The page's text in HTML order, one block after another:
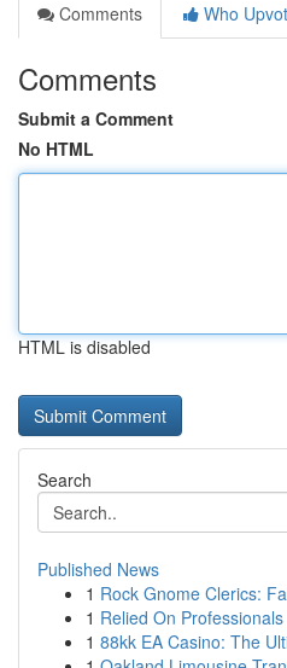
Comments
Who
Comments
Submit a Comment
No HTML
HTML is disabled
Search
Published News
1 Rock Gnome Clerics:
1 Relied On
1 88kk EA Casino: The